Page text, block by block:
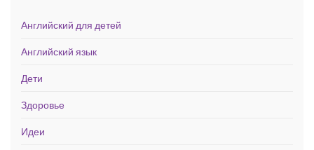
Английский для детей
Английский язык
Дети
Здоровье
Идеи